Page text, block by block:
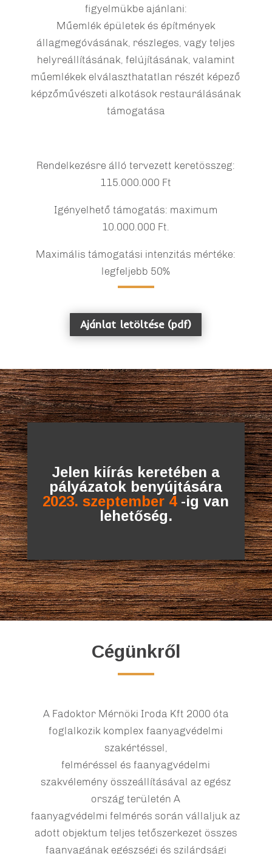
figyelmükbe ajánlani:
Műemlék épületek és építmények
állagmegóvásának, részleges, vagy teljes
helyreállításának, felújításának, valamint
műemlékek elválaszthatatlan részét képező
képzőművészeti alkotások restaurálásának
támogatása
Rendelkezésre álló tervezett keretösszeg:
115.000.000 Ft
Igényelhető támogatás: maximum
10.000.000 Ft.
Maximális támogatási intenzitás mértéke:
legfeljebb 50%
Ajánlat letöltése (pdf)
Jelen kiírás keretében a
pályázatok benyújtására
2023. szeptember 4-ig van
lehetőség.
Cégünkről
A Fadoktor Mérnöki Iroda Kft 2000 óta
foglalkozik komplex faanyagvédelmi
szakértéssel,
felméréssel és faanyagvédelmi
szakvélemény összeállításával az egész
ország területén A
faanyagvédelmi felmérés során vállaljuk az
adott objektum teljes tetőszerkezet összes
faanyagának egészségi és szilárdsági